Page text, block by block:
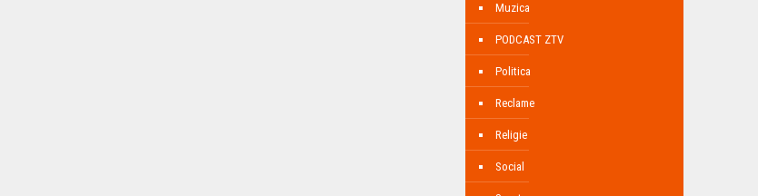
Muzica
PODCAST ZTV
Politica
Reclame
Religie
Social